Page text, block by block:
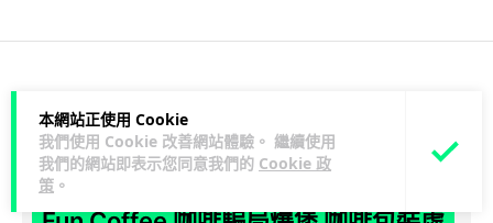
本網站正使用 Cookie
我們使用 Cookie 改善網站體驗。 繼續使用
我們的網站即表示您同意我們的 Cookie 政
策 。
Lawton 1 日